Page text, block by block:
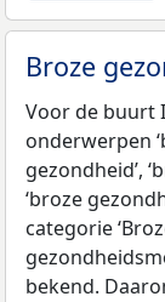
Broze
Voor de buurt
onderwerpen
gezondheid’,
‘broze
categorie
bekend.